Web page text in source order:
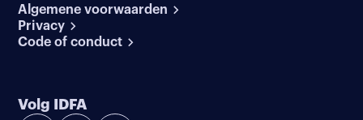
Algemene voorwaarden
Privacy
Code of conduct
Volg IDFA